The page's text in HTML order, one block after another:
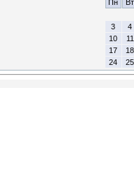
Пн
Вт
3
4
10
11
17
18
24
25